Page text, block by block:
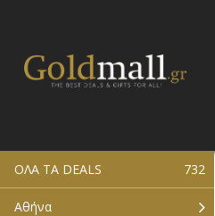
ΟΛΑ ΤΑ DEALS 732
Αθήνα